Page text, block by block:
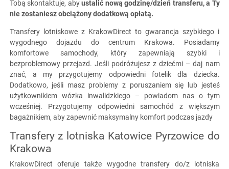
Tobą skontaktuje, abyustalić nową godzinę/dzień transferu, a Ty
nie zostaniesz obciążony dodatkową opłatą.
Transfery lotniskowe z KrakowDirect to gwarancja szybkiego i
wygodnego dojazdu do centrum Krakowa. Posiadamy
komfortowe samochody, który zapewniają szybki i
bezproblemowy przejazd. Jeśli podróżujesz z dziećmi – daj nam
znać, a my przygotujemy odpowiedni fotelik dla dziecka.
Dodatkowo, jeśli masz problemy z poruszaniem się lub jesteś
użytkownikiem wózka inwalidzkiego – powiadom nas o tym
wcześniej. Przygotujemy odpowiedni samochód z większym
bagażnikiem, aby zapewnić maksymalny komfort podczas jazdy
Transfery z lotniska Katowice Pyrzowice do
Krakowa
KrakowDirect oferuje także wygodne transfery do/z lotniska